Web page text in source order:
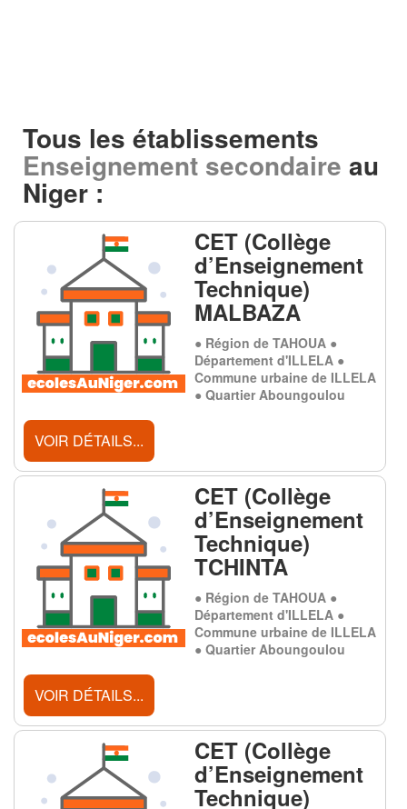
Tous les établissements
Enseignement secondaire au
Niger :
CET (Collège
d’Enseignement
Technique)
MALBAZA
● Région de TAHOUA ●
Département d'ILLELA ●
Commune urbaine de ILLELA
● Quartier Aboungoulou
VOIR DÉTAILS...
CET (Collège
d’Enseignement
Technique)
TCHINTA
● Région de TAHOUA ●
Département d'ILLELA ●
Commune urbaine de ILLELA
● Quartier Aboungoulou
VOIR DÉTAILS...
CET (Collège
d’Enseignement
Technique)